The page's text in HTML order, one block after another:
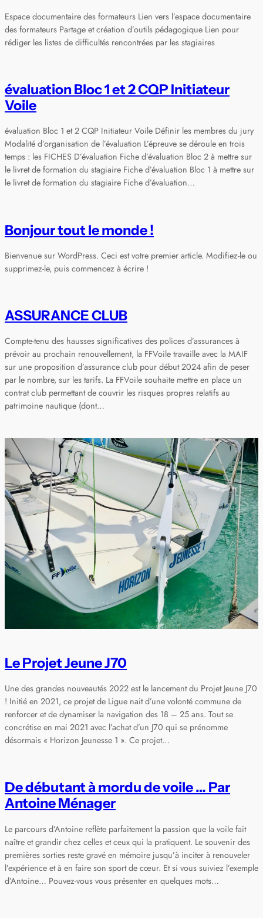
Espace documentaire des formateurs Lien vers l’espace documentaire
des formateurs Partage et création d’outils pédagogique Lien pour
rédiger les listes de difficultés rencontrées par les stagiaires
évaluation Bloc 1 et 2 CQP Initiateur
Voile
évaluation Bloc 1 et 2 CQP Initiateur Voile Définir les membres du jury
Modalité d’organisation de l’évaluation L’épreuve se déroule en trois
temps : les FICHES D’évaluation Fiche d’évaluation Bloc 2 à mettre sur
le livret de formation du stagiaire Fiche d’évaluation Bloc 1 à mettre sur
le livret de formation du stagiaire Fiche d’évaluation…
Bonjour tout le monde !
Bienvenue sur WordPress. Ceci est votre premier article. Modifiez-le ou
supprimez-le, puis commencez à écrire !
ASSURANCE CLUB
Compte-tenu des hausses significatives des polices d’assurances à
prévoir au prochain renouvellement, la FFVoile travaille avec la MAIF
sur une proposition d’assurance club pour début 2024 afin de peser
par le nombre, sur les tarifs. La FFVoile souhaite mettre en place un
contrat club permettant de couvrir les risques propres relatifs au
patrimoine nautique (dont…
Le Projet Jeune J70
Une des grandes nouveautés 2022 est le lancement du Projet Jeune J70
! Initié en 2021, ce projet de Ligue nait d’une volonté commune de
renforcer et de dynamiser la navigation des 18 – 25 ans. Tout se
concrétise en mai 2021 avec l’achat d’un J70 qui se prénomme
désormais « Horizon Jeunesse 1 ». Ce projet…
De débutant à mordu de voile … Par
Antoine Ménager
Le parcours d’Antoine reflète parfaitement la passion que la voile fait
naître et grandir chez celles et ceux qui la pratiquent. Le souvenir des
premières sorties reste gravé en mémoire jusqu’à inciter à renouveler
l’expérience et à en faire son sport de cœur. Et si vous suiviez l’exemple
d’Antoine… Pouvez-vous vous présenter en quelques mots…